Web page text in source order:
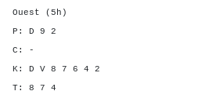
Ouest (5h)
P: D 9 2
C: -
K: D V 8
T: 8 7 4 T: